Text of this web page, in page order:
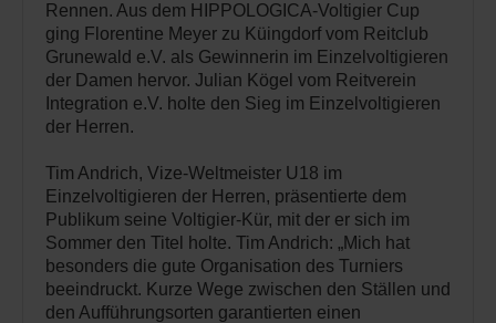
Rennen. Aus dem HIPPOLOGICA-Voltigier Cup
ging Florentine Meyer zu Küingdorf vom Reitclub
Grunewald e.V. als Gewinnerin im Einzelvoltigieren
der Damen hervor. Julian Kögel vom Reitverein
Integration e.V. holte den Sieg im Einzelvoltigieren
der Herren.
Tim Andrich, Vize-Weltmeister U18 im
Einzelvoltigieren der Herren, präsentierte dem
Publikum seine Voltigier-Kür, mit der er sich im
Sommer den Titel holte. Tim Andrich: „Mich hat
besonders die gute Organisation des Turniers
beeindruckt. Kurze Wege zwischen den Ställen und
den Aufführungsorten garantierten einen